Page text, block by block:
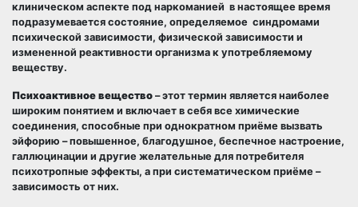
клиническом аспекте под наркоманией в настоящее время
подразумевается состояние, определяемое синдромами
психической зависимости, физической зависимости и
измененной реактивности организма к употребляемому
веществу.
Психоактивное вещество – этот термин является наиболее
широким понятием и включает в себя все химические
соединения, способные при однократном приёме вызвать
эйфорию – повышенное, благодушное, беспечное настроение,
галлюцинации и другие желательные для потребителя
психотропные эффекты, а при систематическом приёме –
зависимость от них.